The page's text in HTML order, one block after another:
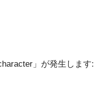
」が発生します: